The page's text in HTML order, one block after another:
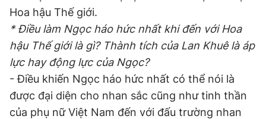
chép dưới mọi hình thức nếu không có sự chấp thuận bằng văn
bản. Phát triển bởi ePi Technologies, JSC.
Hoa hậu Thế giới.
* Điều làm Ngọc háo hức nhất khi đến với Hoa
hậu Thế giới là gì? Thành tích của Lan Khuê là áp
lực hay động lực của Ngọc?
- Điều khiến Ngọc háo hức nhất có thể nói là
được đại diện cho nhan sắc cũng như tinh thần
của phụ nữ Việt Nam đến với đấu trường nhan